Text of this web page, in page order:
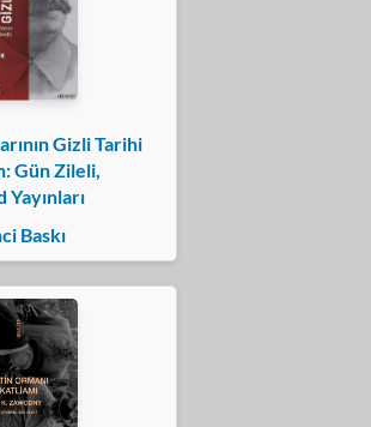
Gizli Tarihi
Gün Zileli,
Yayınları
Baskı